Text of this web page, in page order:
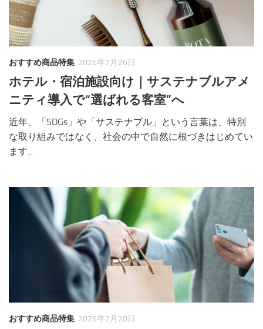
おすすめ商品特集 2026年2月26日
ホテル・宿泊施設向け｜サステナブルアメ
ニティ導入で“選ばれる客室”へ
近年、「SDGs」や「サステナブル」という言葉は、特別
な取り組みではなく、社会の中で自然に根づきはじめてい
ます...
おすすめ商品特集 2026年2月20日